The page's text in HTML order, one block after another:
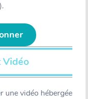
).
Vidéo
une vidéo hébergée